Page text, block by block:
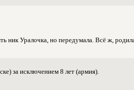
ник Уралочка, но передумала. Всё ж,
за исключением 8 лет (армия).